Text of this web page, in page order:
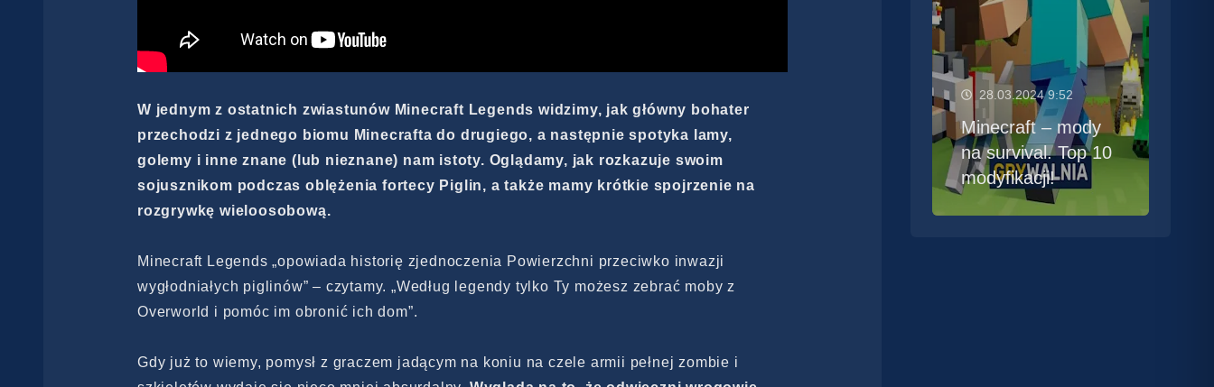
W jednym z ostatnich zwiastunów Minecraft Legends widzimy, jak główny bohater
przechodzi z jednego biomu Minecrafta do drugiego, a następnie spotyka lamy,
golemy i inne znane (lub nieznane) nam istoty. Oglądamy, jak rozkazuje swoim
sojusznikom podczas oblężenia fortecy Piglin, a także mamy krótkie spojrzenie na
rozgrywkę wieloosobową.
Minecraft Legends „opowiada historię zjednoczenia Powierzchni przeciwko inwazji
wygłodniałych piglinów” – czytamy. „Według legendy tylko Ty możesz zebrać moby z
Overworld i pomóc im obronić ich dom”.
Gdy już to wiemy, pomysł z graczem jadącym na koniu na czele armii pełnej zombie i
28.03.2024 9:52
Minecraft – mody
na survival. Top 10
modyfikacji!